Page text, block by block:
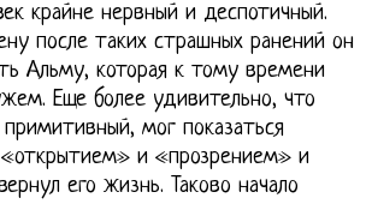
крайне нервный и деспотичный.
после таких страшных ранений он
Альму, которая к тому времени
Еще более удивительно, что
мог показаться
и «прозрением» и
его жизнь. Таково начало